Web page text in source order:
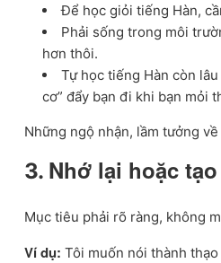
Để học giỏi tiếng Hàn,
Phải sống trong môi
hơn thôi.
Tự học tiếng Hàn còn
cơ” đẩy bạn đi khi bạn mỏi
Những ngộ nhận, lầm tưởng
​3. Nhớ lại hoặc
Mục tiêu phải rõ ràng, không
Ví dụ: Tôi muốn nói thành